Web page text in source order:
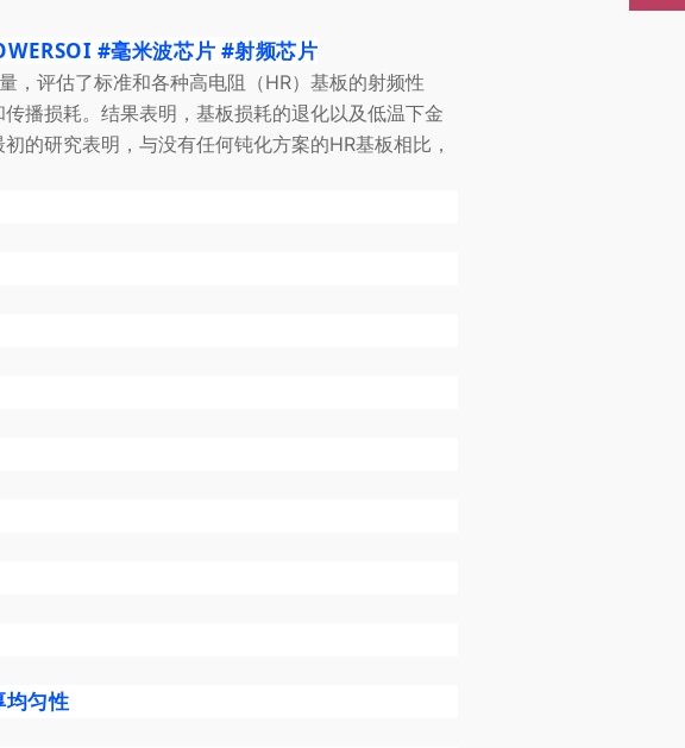
#毫米波芯片 #射频芯片
评估了标准和各种高电阻（HR）基板的射频性
播损耗。结果表明，基板损耗的退化以及低温下金
的研究表明，与没有任何钝化方案的HR基板相比，
匀性